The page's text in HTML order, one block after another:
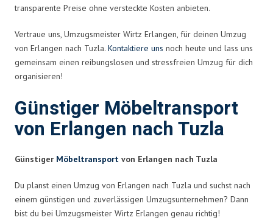
transparente Preise ohne versteckte Kosten anbieten.
Vertraue uns, Umzugsmeister Wirtz Erlangen, für deinen Umzug
von Erlangen nach Tuzla. Kontaktiere uns noch heute und lass uns
gemeinsam einen reibungslosen und stressfreien Umzug für dich
organisieren!
Günstiger Möbeltransport
von Erlangen nach Tuzla
Günstiger Möbeltransport von Erlangen nach Tuzla
Du planst einen Umzug von Erlangen nach Tuzla und suchst nach
einem günstigen und zuverlässigen Umzugsunternehmen? Dann
bist du bei Umzugsmeister Wirtz Erlangen genau richtig!